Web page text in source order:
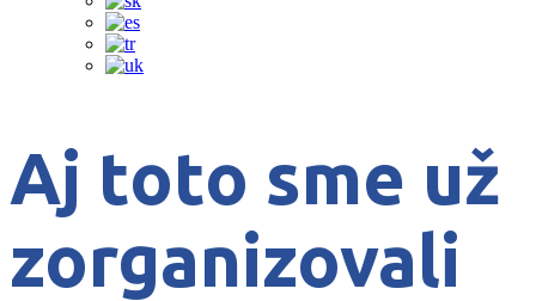
Aj toto sme už
zorganizovali